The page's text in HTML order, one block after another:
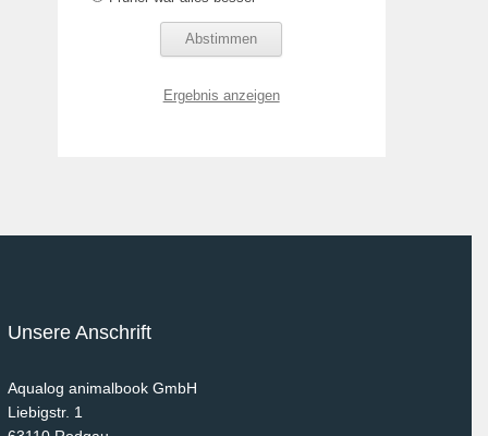
Ergebnis anzeigen
Unsere Anschrift
Aqualog animalbook GmbH
Liebigstr. 1